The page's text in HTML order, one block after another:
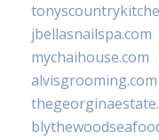
jbellasnailspa.com
mychaihouse.com
alvisgrooming.com